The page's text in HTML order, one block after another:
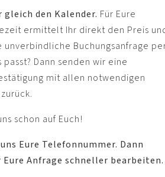
gleich den Kalender. Für Eure
ermittelt Ihr direkt den Preis
unverbindliche Buchungsanfrage
passt? Dann senden wir eine
mit allen notwendigen
schon auf Euch!
Eure Telefonnummer. Dann
Anfrage schneller bearbeiten.